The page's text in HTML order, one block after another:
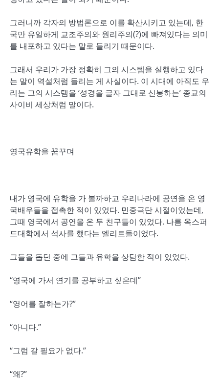
그러니까 각자의 방법론으로 이를 확산시키고 있는데, 한
국만 유일하게 교조주의와 원리주의(?)에 빠져있다는 의미
를 내포하고 있다는 말로 들리기 때문이다.
그래서 우리가 가장 정확히 그의 시스템을 실행하고 있다
는 말이 역설처럼 들리는 게 사실이다. 이 시대에 아직도 우
리는 그의 시스템을 ‘성경을 글자 그대로 신봉하는’ 종교의
사이비 세상처럼 말이다.
영국유학을 꿈꾸며
내가 영국에 유학을 가 볼까하고 우리나라에 공연을 온 영
국배우들을 접촉한 적이 있었다. 민중극단 시절이었는데,
그때 영국에서 공연을 온 두 친구들이 있었다. 나름 옥스퍼
드대학에서 석사를 했다는 엘리트들이었다.
그들을 돕던 중에 그들과 유학을 상담한 적이 있었다.
“영국에 가서 연기를 공부하고 싶은데”
“영어를 잘하는가?”
“아니다.”
“그럼 갈 필요가 없다.”
“왜?”